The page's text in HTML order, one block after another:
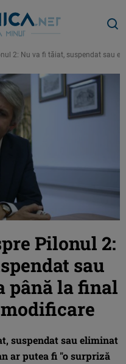
2: Nu va fi tăiat, suspendat sau
Pilonul 2:
sau
până la final
modificare
suspendat sau eliminat
ar putea fi "o surpriză